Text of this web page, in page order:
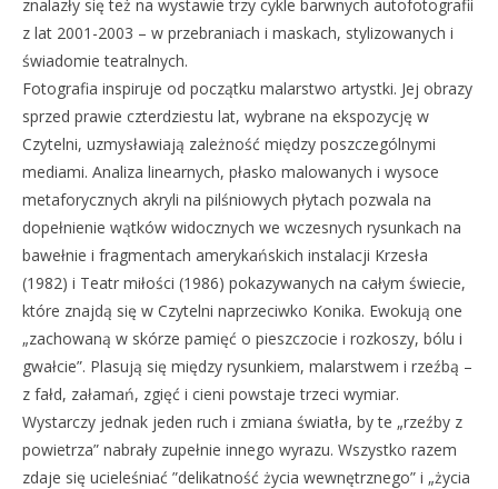
znalazły się też na wystawie trzy cykle barwnych autofotografii
z lat 2001-2003 – w przebraniach i maskach, stylizowanych i
świadomie teatralnych.
Fotografia inspiruje od początku malarstwo artystki. Jej obrazy
sprzed prawie czterdziestu lat, wybrane na ekspozycję w
Czytelni, uzmysławiają zależność między poszczególnymi
mediami. Analiza linearnych, płasko malowanych i wysoce
metaforycznych akryli na pilśniowych płytach pozwala na
dopełnienie wątków widocznych we wczesnych rysunkach na
bawełnie i fragmentach amerykańskich instalacji Krzesła
(1982) i Teatr miłości (1986) pokazywanych na całym świecie,
które znajdą się w Czytelni naprzeciwko Konika. Ewokują one
„zachowaną w skórze pamięć o pieszczocie i rozkoszy, bólu i
gwałcie”. Plasują się między rysunkiem, malarstwem i rzeźbą –
z fałd, załamań, zgięć i cieni powstaje trzeci wymiar.
Wystarczy jednak jeden ruch i zmiana światła, by te „rzeźby z
powietrza” nabrały zupełnie innego wyrazu. Wszystko razem
zdaje się ucieleśniać ”delikatność życia wewnętrznego” i „życia